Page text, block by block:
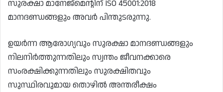
സുരക്ഷാ മാനേജ്മെൻ്റിന് ISO 45001:2018
മാനദണ്ഡങ്ങളും അവർ പിന്തുടരുന്നു.
ഉയർന്ന ആരോഗ്യവും സുരക്ഷാ മാനദണ്ഡങ്ങളും
നിലനിർത്തുന്നതിലും സ്വന്തം ജീവനക്കാരെ
സംരക്ഷിക്കുന്നതിലും സുരക്ഷിതവും
സുസ്ഥിരവുമായ തൊഴിൽ അന്തരീക്ഷം